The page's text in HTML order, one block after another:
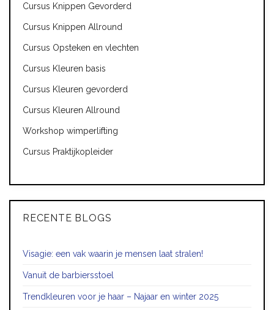
Cursus Knippen Gevorderd
Cursus Knippen Allround
Cursus Opsteken en vlechten
Cursus Kleuren basis
Cursus Kleuren gevorderd
Cursus Kleuren Allround
Workshop wimperlifting
Cursus Praktijkopleider
RECENTE BLOGS
Visagie: een vak waarin je mensen laat stralen!
Vanuit de barbiersstoel
Trendkleuren voor je haar – Najaar en winter 2025